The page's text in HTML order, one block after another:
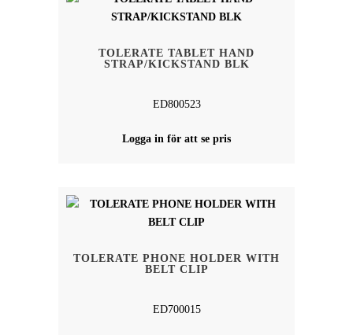
TOLERATE TABLET HAND
STRAP/KICKSTAND BLK
ED800523
Logga in för att se pris
TOLERATE PHONE HOLDER WITH
BELT CLIP
ED700015